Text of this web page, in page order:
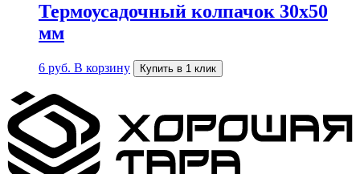
Термоусадочный колпачок 30х50
мм
6 руб. В корзину Купить в 1 клик